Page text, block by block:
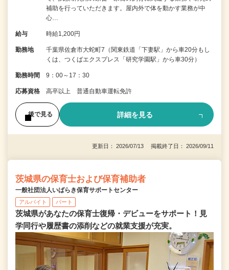
補助を行っていただきます。屋内外で体を動かす業務が中
心…
給与 時給1,200円
勤務地
千葉県佐倉市大蛇町7（関東鉄道「下妻駅」から車20分もし
くは、つくばエクスプレス「研究学園駅」から車30分）
勤務時間 9：00～17：30
応募資格 高卒以上 普通自動車運転免許
後で見る 詳細を見る
更新日： 2026/07/13 掲載終了日： 2026/09/11
茨城県の保育士および保育補助者
一般社団法人いばらき保育サポートセンター
アルバイト パート
茨城県があなたの保育士復帰・デビューをサポート！見
学同行や履歴書の添削などの就業支援が充実。